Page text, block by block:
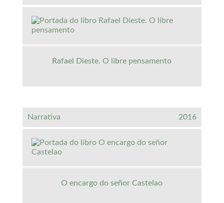
Rafael Dieste. O libre pensamento
Narrativa 2016
O encargo do señor Castelao